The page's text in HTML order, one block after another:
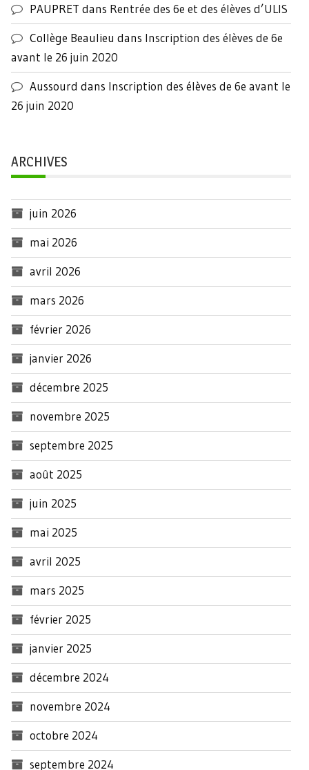
PAUPRET dans Rentrée des 6e et des élèves d’ULIS
Collège Beaulieu dans Inscription des élèves de 6e
avant le 26 juin 2020
Aussourd dans Inscription des élèves de 6e avant le
26 juin 2020
ARCHIVES
juin 2026
mai 2026
avril 2026
mars 2026
février 2026
janvier 2026
décembre 2025
novembre 2025
septembre 2025
août 2025
juin 2025
mai 2025
avril 2025
mars 2025
février 2025
janvier 2025
décembre 2024
novembre 2024
octobre 2024
septembre 2024